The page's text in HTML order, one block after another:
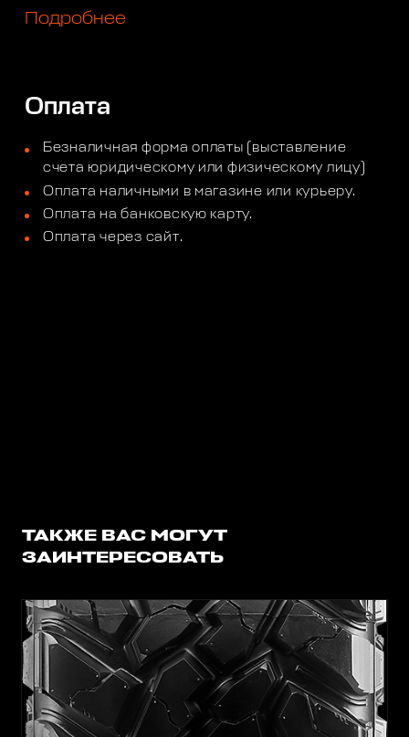
Подробнее
Оплата
Безналичная форма оплаты (выставление
счета юридическому или физическому лицу)
Оплата наличными в магазине или курьеру.
Оплата на банковскую карту.
Оплата через сайт.
ТАКЖЕ ВАС МОГУТ
ЗАИНТЕРЕСОВАТЬ